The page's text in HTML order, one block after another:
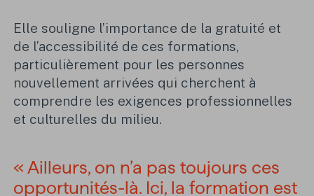
Elle souligne l’importance de la gratuité et
de l’accessibilité de ces formations,
particulièrement pour les personnes
nouvellement arrivées qui cherchent à
comprendre les exigences professionnelles
et culturelles du milieu.
« Ailleurs, on n’a pas toujours ces
opportunités-là. Ici, la formation est